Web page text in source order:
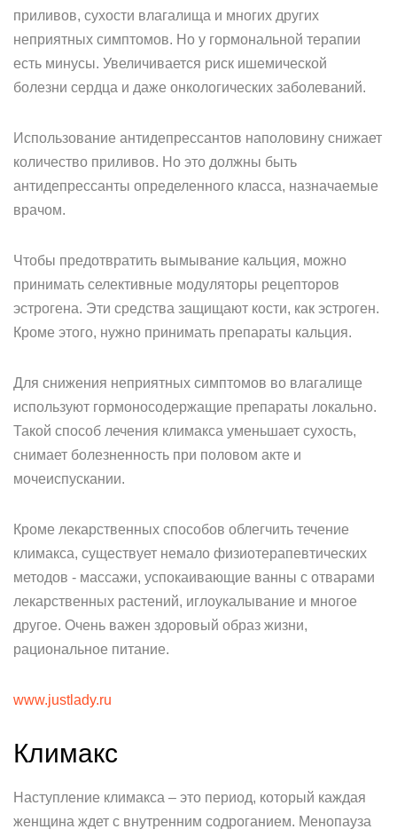
приливов, сухости влагалища и многих других
неприятных симптомов. Но у гормональной терапии
есть минусы. Увеличивается риск ишемической
болезни сердца и даже онкологических заболеваний.
Использование антидепрессантов наполовину снижает
количество приливов. Но это должны быть
антидепрессанты определенного класса, назначаемые
врачом.
Чтобы предотвратить вымывание кальция, можно
принимать селективные модуляторы рецепторов
эстрогена. Эти средства защищают кости, как эстроген.
Кроме этого, нужно принимать препараты кальция.
Для снижения неприятных симптомов во влагалище
используют гормоносодержащие препараты локально.
Такой способ лечения климакса уменьшает сухость,
снимает болезненность при половом акте и
мочеиспускании.
Кроме лекарственных способов облегчить течение
климакса, существует немало физиотерапевтических
методов - массажи, успокаивающие ванны с отварами
лекарственных растений, иглоукалывание и многое
другое. Очень важен здоровый образ жизни,
рациональное питание.
www.justlady.ru
Климакс
Наступление климакса – это период, который каждая
женщина ждет с внутренним содроганием. Менопауза